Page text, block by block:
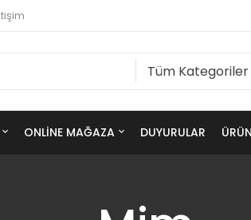
Tüm Kategoriler
ONLINE MAĞAZA DUYURULAR